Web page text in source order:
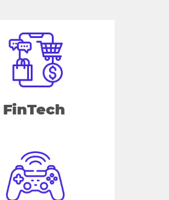
FinTech